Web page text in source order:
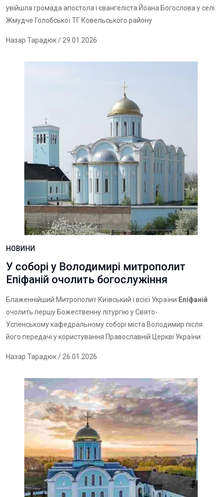
увійшла громада апостола і євангеліста Йоана Богослова у селі
Жмудче Голобської ТГ Ковельського району
Назар Тарадюк/ 29.01.2026
НОВИНИ
У соборі у Володимирі митрополит
Епіфаній очолить богослужіння
Блаженнійший Митрополит Київський і всієї України Епіфаній
очолить першу Божественну літургію у Свято-
Успенському кафедральному соборі міста Володимир після
його передачі у користування Православній Церкві України
Назар Тарадюк/ 26.01.2026